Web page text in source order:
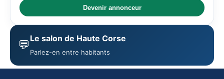
Devenir annonceur
💬 Le salon de Haute Corse
Parlez-en entre habitants